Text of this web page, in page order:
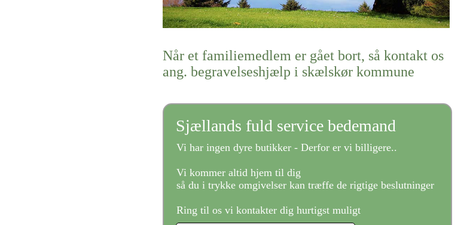
Når et familiemedlem er gået bort, så kontakt os
ang. begravelseshjælp i skælskør kommune
Sjællands fuld service bedemand
Vi har ingen dyre butikker - Derfor er vi billigere..
Vi kommer altid hjem til dig
så du i trykke omgivelser kan træffe de rigtige beslutninger
Ring til os vi kontakter dig hurtigst muligt